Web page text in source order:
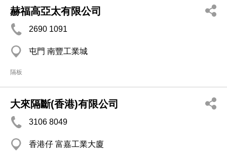
赫福高亞太有限公司
2690 1091
屯門 南豐工業城
隔板
大來隔斷(香港)有限公司
3106 8049
香港仔 富嘉工業大廈